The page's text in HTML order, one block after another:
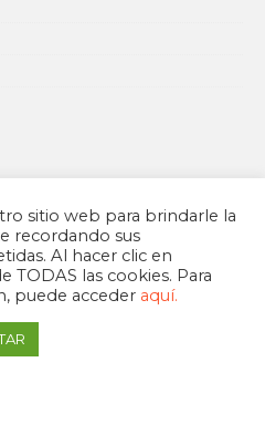
sitio web para brindarle la
recordando sus
Al hacer clic en
TODAS las cookies. Para
puede acceder aquí.